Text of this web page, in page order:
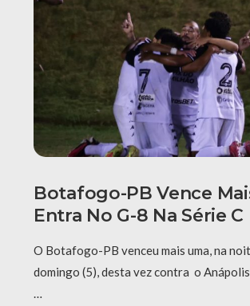
Botafogo-PB Vence
Entra No G-8 Na Série C
O Botafogo-PB venceu mais uma, na
domingo (5), desta vez contra o
…